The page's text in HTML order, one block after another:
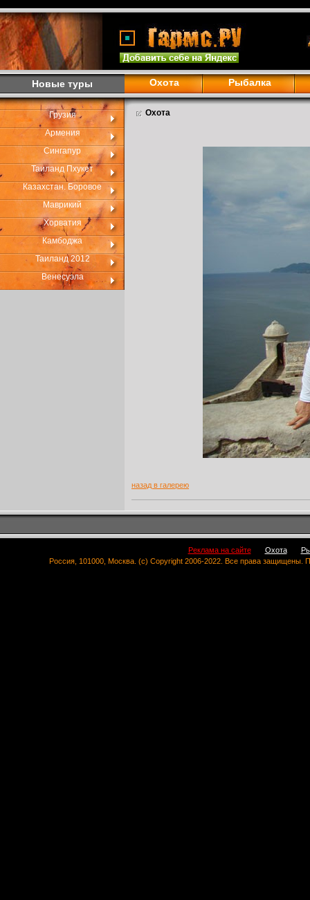
Новые туры Охота Рыбалка
Грузия
Армения
Сингапур
Таиланд Пхукет
Казахстан. Боровое
Маврикий
Хорватия
Камбоджа
Таиланд 2012
Венесуэла
Охота
назад в галерею
Реклама на сайте Охота
Россия, 101000, Москва. (c) Copyright 2006-2022. Все права защищены.